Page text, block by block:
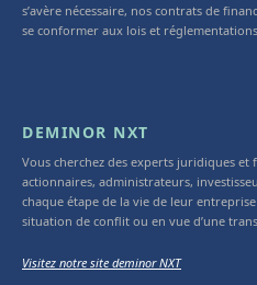
s’avère nécessaire, nos contrats de
se conformer aux lois et réglementations
DEMINOR NXT
Vous cherchez des experts juridiques et
actionnaires, administrateurs,
chaque étape de la vie de leur
situation de conflit ou en vue d’une
Visitez notre site deminor NXT